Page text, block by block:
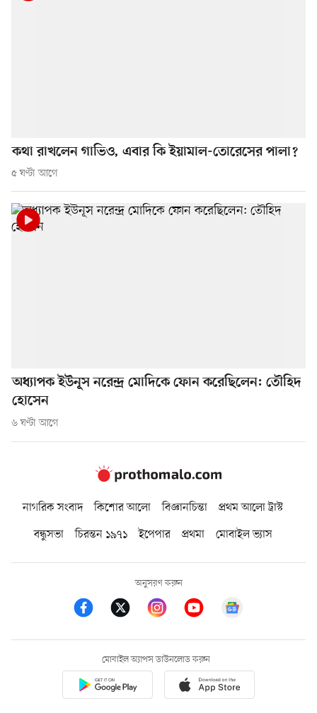
কথা রাখলেন গাভিও, এবার কি ইয়ামাল-তোরেসের পালা?
৫ ঘণ্টা আগে
অধ্যাপক ইউনূস নরেন্দ্র মোদিকে ফোন করেছিলেন: তৌহিদ
হোসেন
৬ ঘণ্টা আগে
নাগরিক সংবাদ কিশোর আলো বিজ্ঞানচিন্তা
প্রথম আলো ট্রাস্ট
বন্ধুসভা
চিরন্তন ১৯৭১ ইপেপার প্রথমা মোবাইল ভ্যাস
অনুসরণ করুন
মোবাইল অ্যাপস ডাউনলোড করুন